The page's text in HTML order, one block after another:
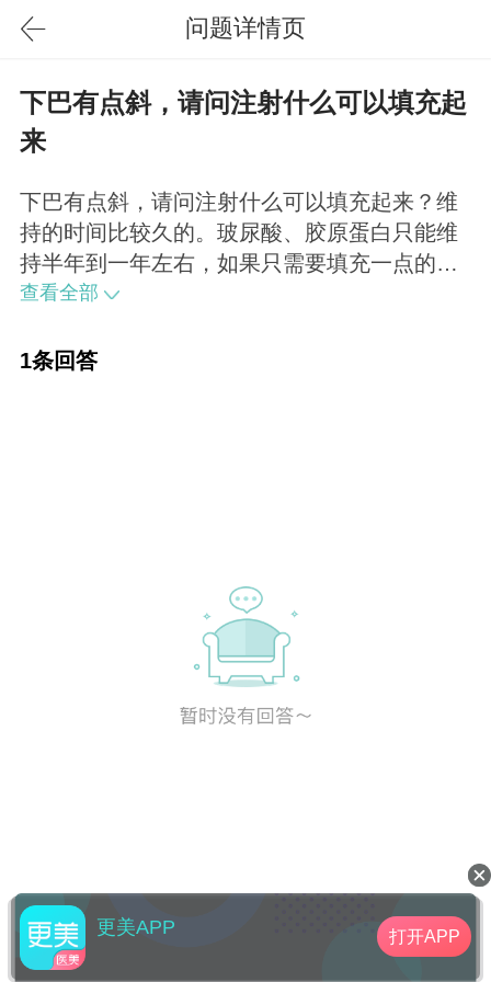
问题详情页
下巴有点斜，请问注射什么可以填充起
来
下巴有点斜，请问注射什么可以填充起来？维
持的时间比较久的。玻尿酸、胶原蛋白只能维
持半年到一年左右，如果只需要填充一点的
话，打自体脂肪存活下来的可以永久存在，您
查看全部
1条回答
更美APP 打开APP